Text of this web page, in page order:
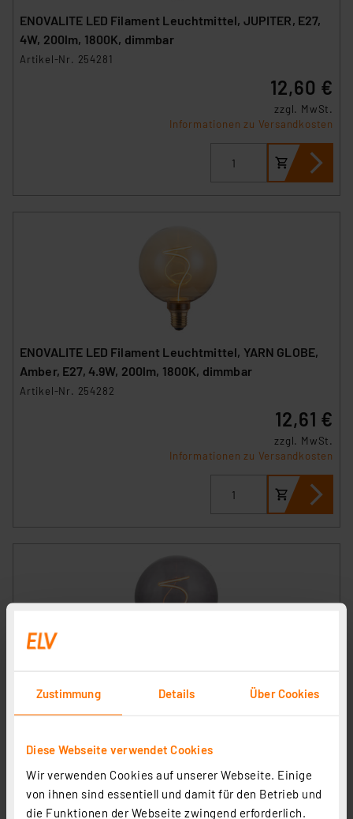
Zustimmung Details Über Cookies
Diese Webseite verwendet Cookies
Wir verwenden Cookies auf unserer Webseite. Einige
von ihnen sind essentiell und damit für den Betrieb und
die Funktionen der Webseite zwingend erforderlich.
ENOVALITE LED Filament Leuchtmittel, JUPITER, E27,
4W, 200lm, 1800K, dimmbar
Artikel-Nr. 254281
12,60 €
zzgl. MwSt.
Informationen zu Versandkosten
ENOVALITE LED Filament Leuchtmittel, YARN GLOBE,
Amber, E27, 4.9W, 200lm, 1800K, dimmbar
Artikel-Nr. 254282
12,61 €
zzgl. MwSt.
Informationen zu Versandkosten
ENOVALITE LED Filament Leuchtmittel, YARN GLOBE,
Amber, E27, 4.9W, 200lm, 1800K, dimmbar
2 3 4 5 (1)
11,72 €
zzgl. MwSt.